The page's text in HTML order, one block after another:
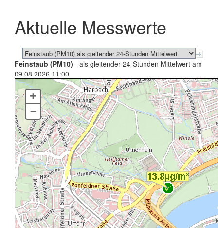
schließen
Aktuelle Messwerte
Feinstaub (PM10) - als gleitender 24-Stunden Mittelwert am
09.08.2026 11:00
+
–